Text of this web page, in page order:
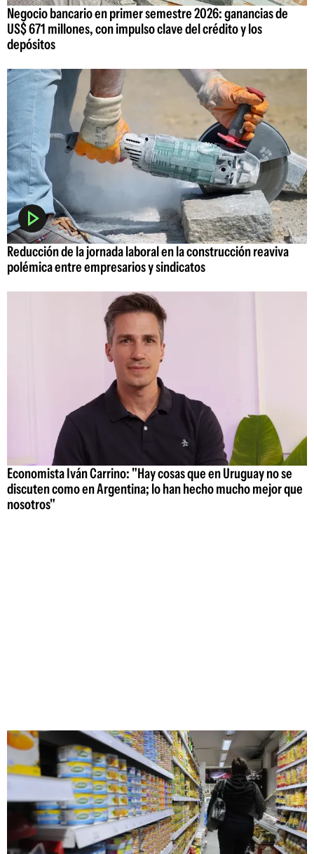
Negocio bancario en primer semestre 2026: ganancias de
US$ 671 millones, con impulso clave del crédito y los
depósitos
Reducción de la jornada laboral en la construcción reaviva
polémica entre empresarios y sindicatos
Economista Iván Carrino: "Hay cosas que en Uruguay no se
discuten como en Argentina; lo han hecho mucho mejor que
nosotros"